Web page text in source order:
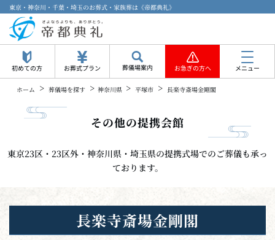
東京・神奈川・千葉・埼玉のお葬式・家族葬は《帝都典礼》
初めての方 お葬式プラン 葬儀場案内 お急ぎの方へ メニュー
ホーム > 葬儀場を探す > 神奈川県 > 平塚市 > 長楽寺斎場金剛閣
その他の提携会館
東京23区・23区外・神奈川県・埼玉県の提携式場でのご葬儀も承っ
ております。
長楽寺斎場金剛閣